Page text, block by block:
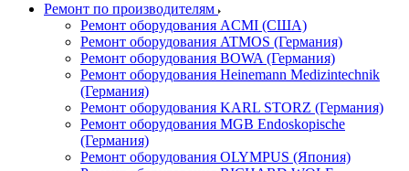
Ремонт по производителям
Ремонт оборудования ACMI (США)
Ремонт оборудования ATMOS (Германия)
Ремонт оборудования BOWA (Германия)
Ремонт оборудования Heinemann Medizintechnik
(Германия)
Ремонт оборудования KARL STORZ (Германия)
Ремонт оборудования MGB Endoskopische
(Германия)
Ремонт оборудования OLYMPUS (Япония)